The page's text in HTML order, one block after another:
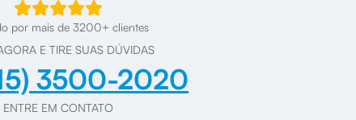
por mais de 3200+ clientes
E TIRE SUAS DÚVIDAS
3500-2020
ENTRE EM CONTATO